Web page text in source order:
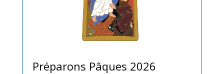
Préparons Pâques 2026